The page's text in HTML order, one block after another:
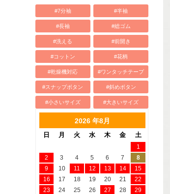
#7分袖 #半袖
#長袖 #総ゴム
#洗える #前開き
#コットン #花柄
#乾燥機対応 #ワンタッチテープ
#スナップボタン #斜めボタン
#小さいサイズ #大きいサイズ
2026 年8月
日 月 火 水 木 金 土
1
2
3 4 5 6 7
8
9
10 11 12 13 14
15
16
17 18 19 20 21
22
23
24 25 26 27 28
29